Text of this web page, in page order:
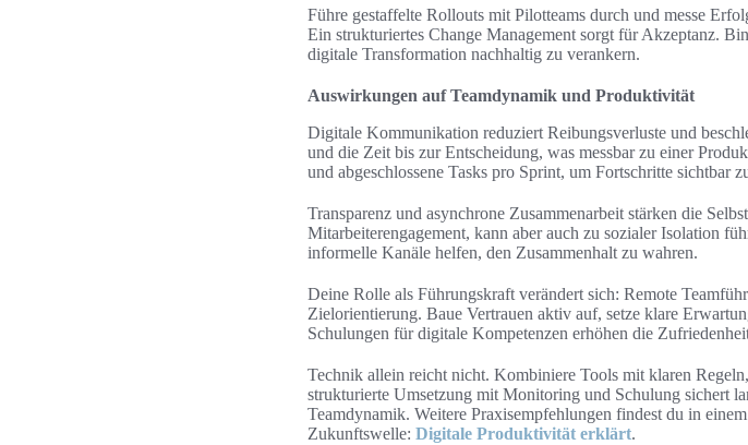
Führe gestaffelte Rollouts mit Pilotteams durch und messe
Ein strukturiertes Change Management sorgt für Akzeptanz.
digitale Transformation nachhaltig zu verankern.
Auswirkungen auf Teamdynamik und Produktivität
Digitale Kommunikation reduziert Reibungsverluste und
und die Zeit bis zur Entscheidung, was messbar zu einer
und abgeschlossene Tasks pro Sprint, um Fortschritte sichtbar
Transparenz und asynchrone Zusammenarbeit stärken die
Mitarbeiterengagement, kann aber auch zu sozialer Isolation
informelle Kanäle helfen, den Zusammenhalt zu wahren.
Deine Rolle als Führungskraft verändert sich: Remote
Zielorientierung. Baue Vertrauen aktiv auf, setze klare
Schulungen für digitale Kompetenzen erhöhen die
Technik allein reicht nicht. Kombiniere Tools mit klaren
strukturierte Umsetzung mit Monitoring und Schulung sichert
Teamdynamik. Weitere Praxisempfehlungen findest du in
Zukunftswelle: Digitale Produktivität erklärt.